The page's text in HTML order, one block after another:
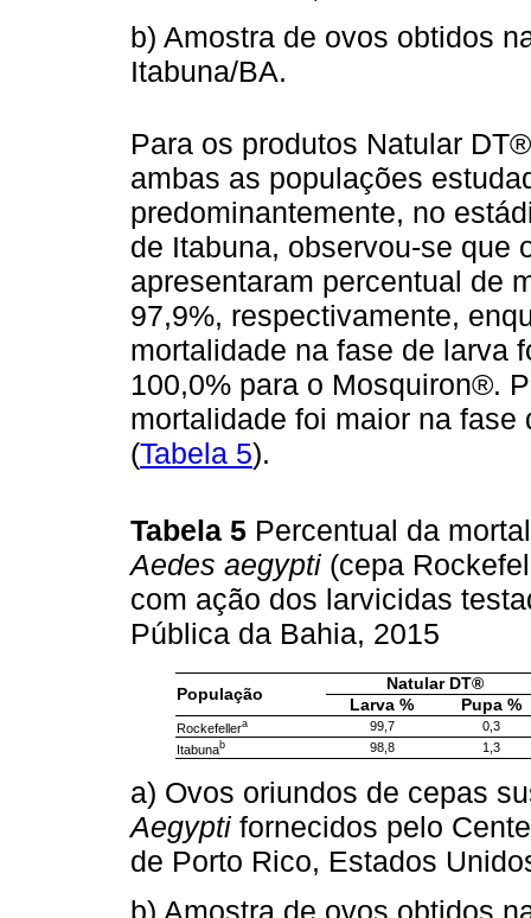
b) Amostra de ovos obtidos
Itabuna/BA.
Para os produtos Natular
ambas as populações
predominantemente, no
de Itabuna, observou-se que
apresentaram percentual de
97,9%, respectivamente,
mortalidade na fase de larva
100,0% para o Mosquiron®.
mortalidade foi maior na
(Tabela 5).
Tabela 5 Percentual da
Aedes aegypti (cepa
com ação dos larvicidas
Pública da Bahia, 2015
População
Natular DT®
Larva %
Pupa %
Rockefellera 99,7
0,3
Itabunab 98,8 1,3
a) Ovos oriundos de cepas
Aegypti fornecidos pelo
de Porto Rico, Estados
b) Amostra de ovos obtidos